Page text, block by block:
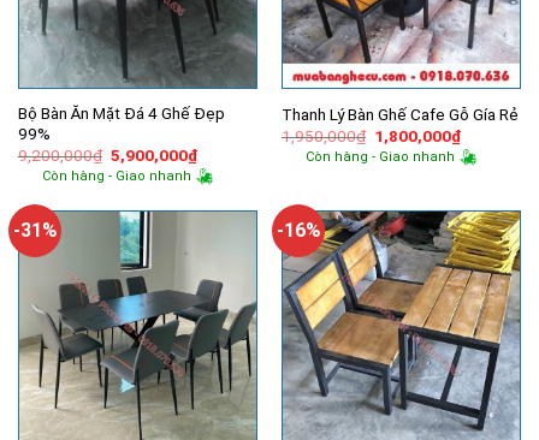
Bộ Bàn Ăn Mặt Đá 4 Ghế Đẹp
99%
9,200,000₫ Giá
gốc
là:
5,900,000₫Giá
hiện
tại
5,900,000₫.
Còn hàng - Giao nhanh
Thanh Lý Bàn Ghế Cafe Gỗ Gía Rẻ
1,950,000₫ Giá
gốc
là:
1,800,000₫Giá
hiện
tại
Còn hàng - Giao nhanh
-31% -16%